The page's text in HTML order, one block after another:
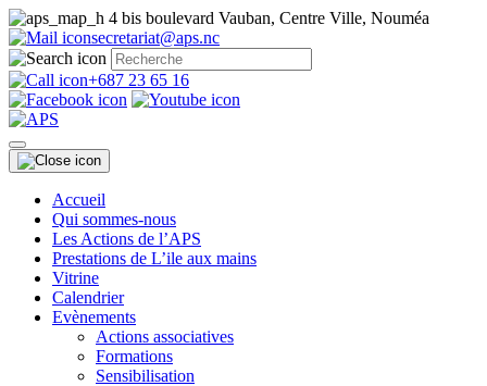
4 bis boulevard Vauban, Centre Ville, Nouméa
secretariat@aps.nc
+687 23 65 16
Accueil
Qui sommes-nous
Les Actions de l’APS
Prestations de L’ile aux mains
Vitrine
Calendrier
Evènements
Actions associatives
Formations
Sensibilisation